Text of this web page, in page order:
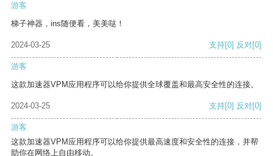
游客
梯子神器，ins随便看，美美哒！
2024-03-25 支持[0] 反对[0]
游客
这款加速器VPM应用程序可以给你提供全球覆盖和最高安全性的连接。
2024-03-25 支持[0] 反对[0]
游客
这款加速器VPM应用程序可以给你提供最高速度和安全性的连接，并帮
助你在网络上自由移动。